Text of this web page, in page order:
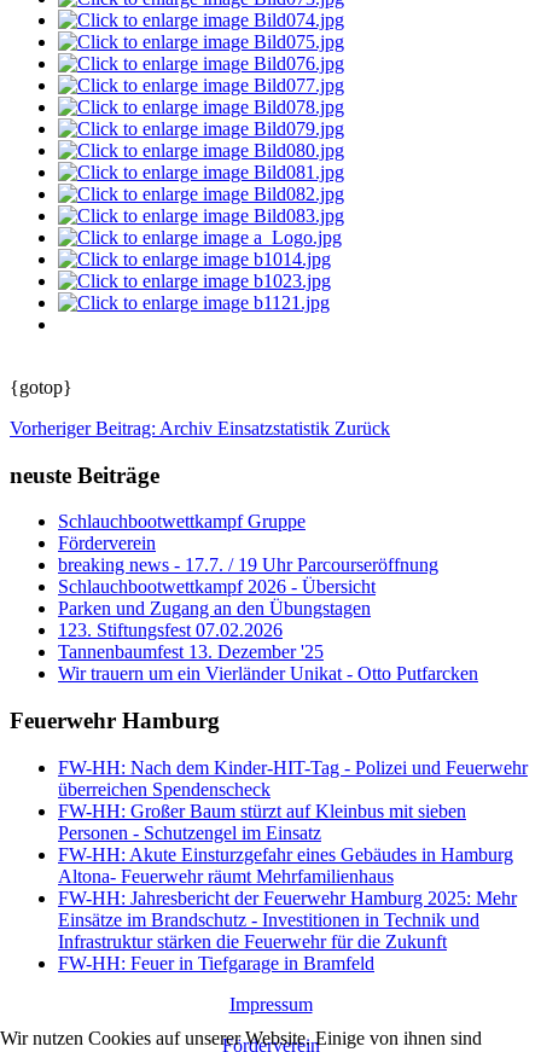
{gotop}
Vorheriger Beitrag: Archiv Einsatzstatistik Zurück
neuste Beiträge
Schlauchbootwettkampf Gruppe
Förderverein
breaking news - 17.7. / 19 Uhr Parcourseröffnung
Schlauchbootwettkampf 2026 - Übersicht
Parken und Zugang an den Übungstagen
123. Stiftungsfest 07.02.2026
Tannenbaumfest 13. Dezember '25
Wir trauern um ein Vierländer Unikat - Otto Putfarcken
Feuerwehr Hamburg
FW-HH: Nach dem Kinder-HIT-Tag - Polizei und Feuerwehr
überreichen Spendenscheck
FW-HH: Großer Baum stürzt auf Kleinbus mit sieben
Personen - Schutzengel im Einsatz
FW-HH: Akute Einsturzgefahr eines Gebäudes in Hamburg
Altona- Feuerwehr räumt Mehrfamilienhaus
FW-HH: Jahresbericht der Feuerwehr Hamburg 2025: Mehr
Einsätze im Brandschutz - Investitionen in Technik und
Infrastruktur stärken die Feuerwehr für die Zukunft
FW-HH: Feuer in Tiefgarage in Bramfeld
Impressum
Förderverein
Wir nutzen Cookies auf unserer Website. Einige von ihnen sind